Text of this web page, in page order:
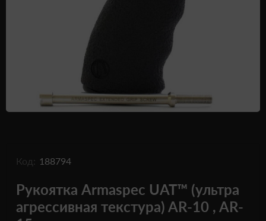
Код: 188794
Рукоятка Armaspec UAT™ (ультра
агрессивная текстура) AR-10 , AR-